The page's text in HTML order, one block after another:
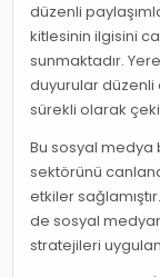
düzenli
kitlesinin ilgisini
sunmaktadır.
duyurular düzenli
sürekli olarak
Bu sosyal medya
sektörünü
etkiler
de sosyal
stratejileri